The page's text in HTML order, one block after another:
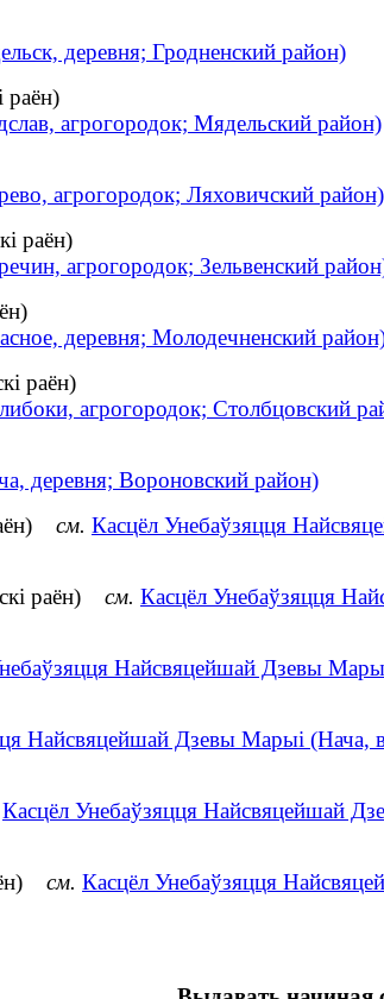
деревня; Гродненский район)
раён)
агрогородок; Мядельский район)
агрогородок; Ляховичский район)
раён)
агрогородок; Зельвенский
деревня; Молодечненский
раён)
агрогородок; Столбцовский
деревня; Вороновский район)
см. Касцёл Унебаўзяцця
раён) см. Касцёл Унебаўзяцця
Найсвяцейшай Дзевы
Найсвяцейшай Дзевы Марыі (Нача,
Касцёл Унебаўзяцця Найсвяцейшай
см. Касцёл Унебаўзяцця